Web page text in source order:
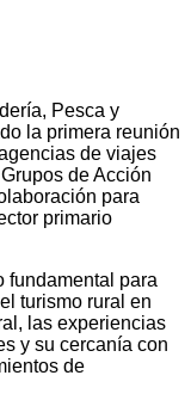
Pesca y
la primera reunión
de viajes
de Acción
para
primario
fundamental para
turismo rural en
las experiencias
y su cercanía con
de